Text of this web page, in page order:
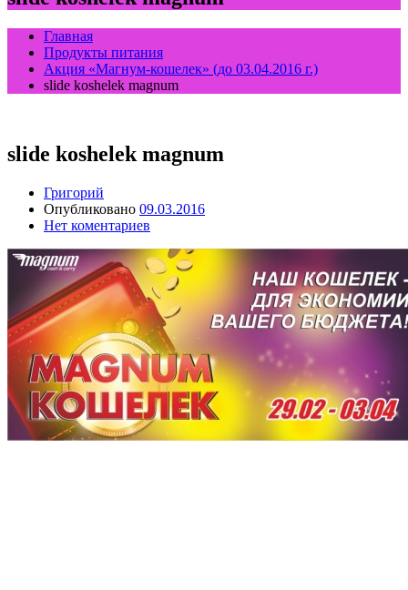
Главная
Продукты питания
Акция «Магнум-кошелек» (до 03.04.2016 г.)
slide koshelek magnum
slide koshelek magnum
Григорий
Опубликовано 09.03.2016
Нет коментариев